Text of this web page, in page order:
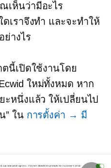
เห็นว่ามีอะไร
เราจึงทำ และจะทำให้
างไร
นี้เปิดใช้งานโดย
ใหม่ทั้งหมด หาก
หนึ่งแล้ว ให้เปลี่ยนไป
” ใน การตั้งค่า → มี